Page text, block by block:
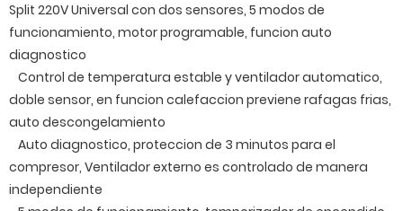
Split 220V Universal con dos sensores, 5 modos de
funcionamiento, motor programable, funcion auto
diagnostico
Control de temperatura estable y ventilador automatico,
doble sensor, en funcion calefaccion previene rafagas frias,
auto descongelamiento
Auto diagnostico, proteccion de 3 minutos para el
compresor, Ventilador externo es controlado de manera
independiente